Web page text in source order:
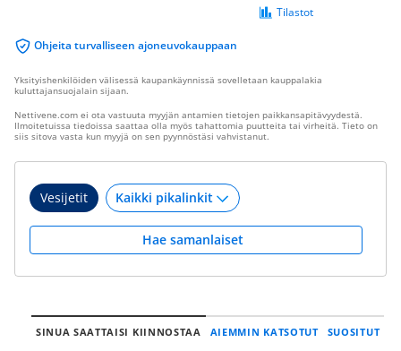
Ohjeita turvalliseen ajoneuvokauppaan
Tilastot
Yksityishenkilöiden välisessä kaupankäynnissä sovelletaan kauppalakia
kuluttajansuojalain sijaan.
Nettivene.com ei ota vastuuta myyjän antamien tietojen paikkansapitävyydestä.
Ilmoitetuissa tiedoissa saattaa olla myös tahattomia puutteita tai virheitä. Tieto on
siis sitova vasta kun myyjä on sen pyynnöstäsi vahvistanut.
Vesijetit
Hae samanlaiset
SINUA SAATTAISI KIINNOSTAA AIEMMIN KATSOTUT SUOSITUT